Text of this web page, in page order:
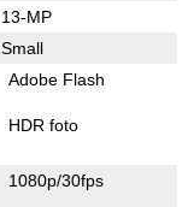
13-MP
Small
Adobe Flash
HDR foto
1080p/30fps